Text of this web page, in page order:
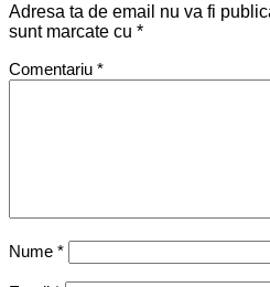
Adresa ta de email nu va fi
sunt marcate cu *
Comentariu *
Nume *